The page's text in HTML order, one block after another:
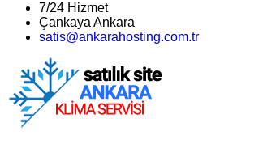
7/24 Hizmet
Çankaya Ankara
satis@ankarahosting.com.tr